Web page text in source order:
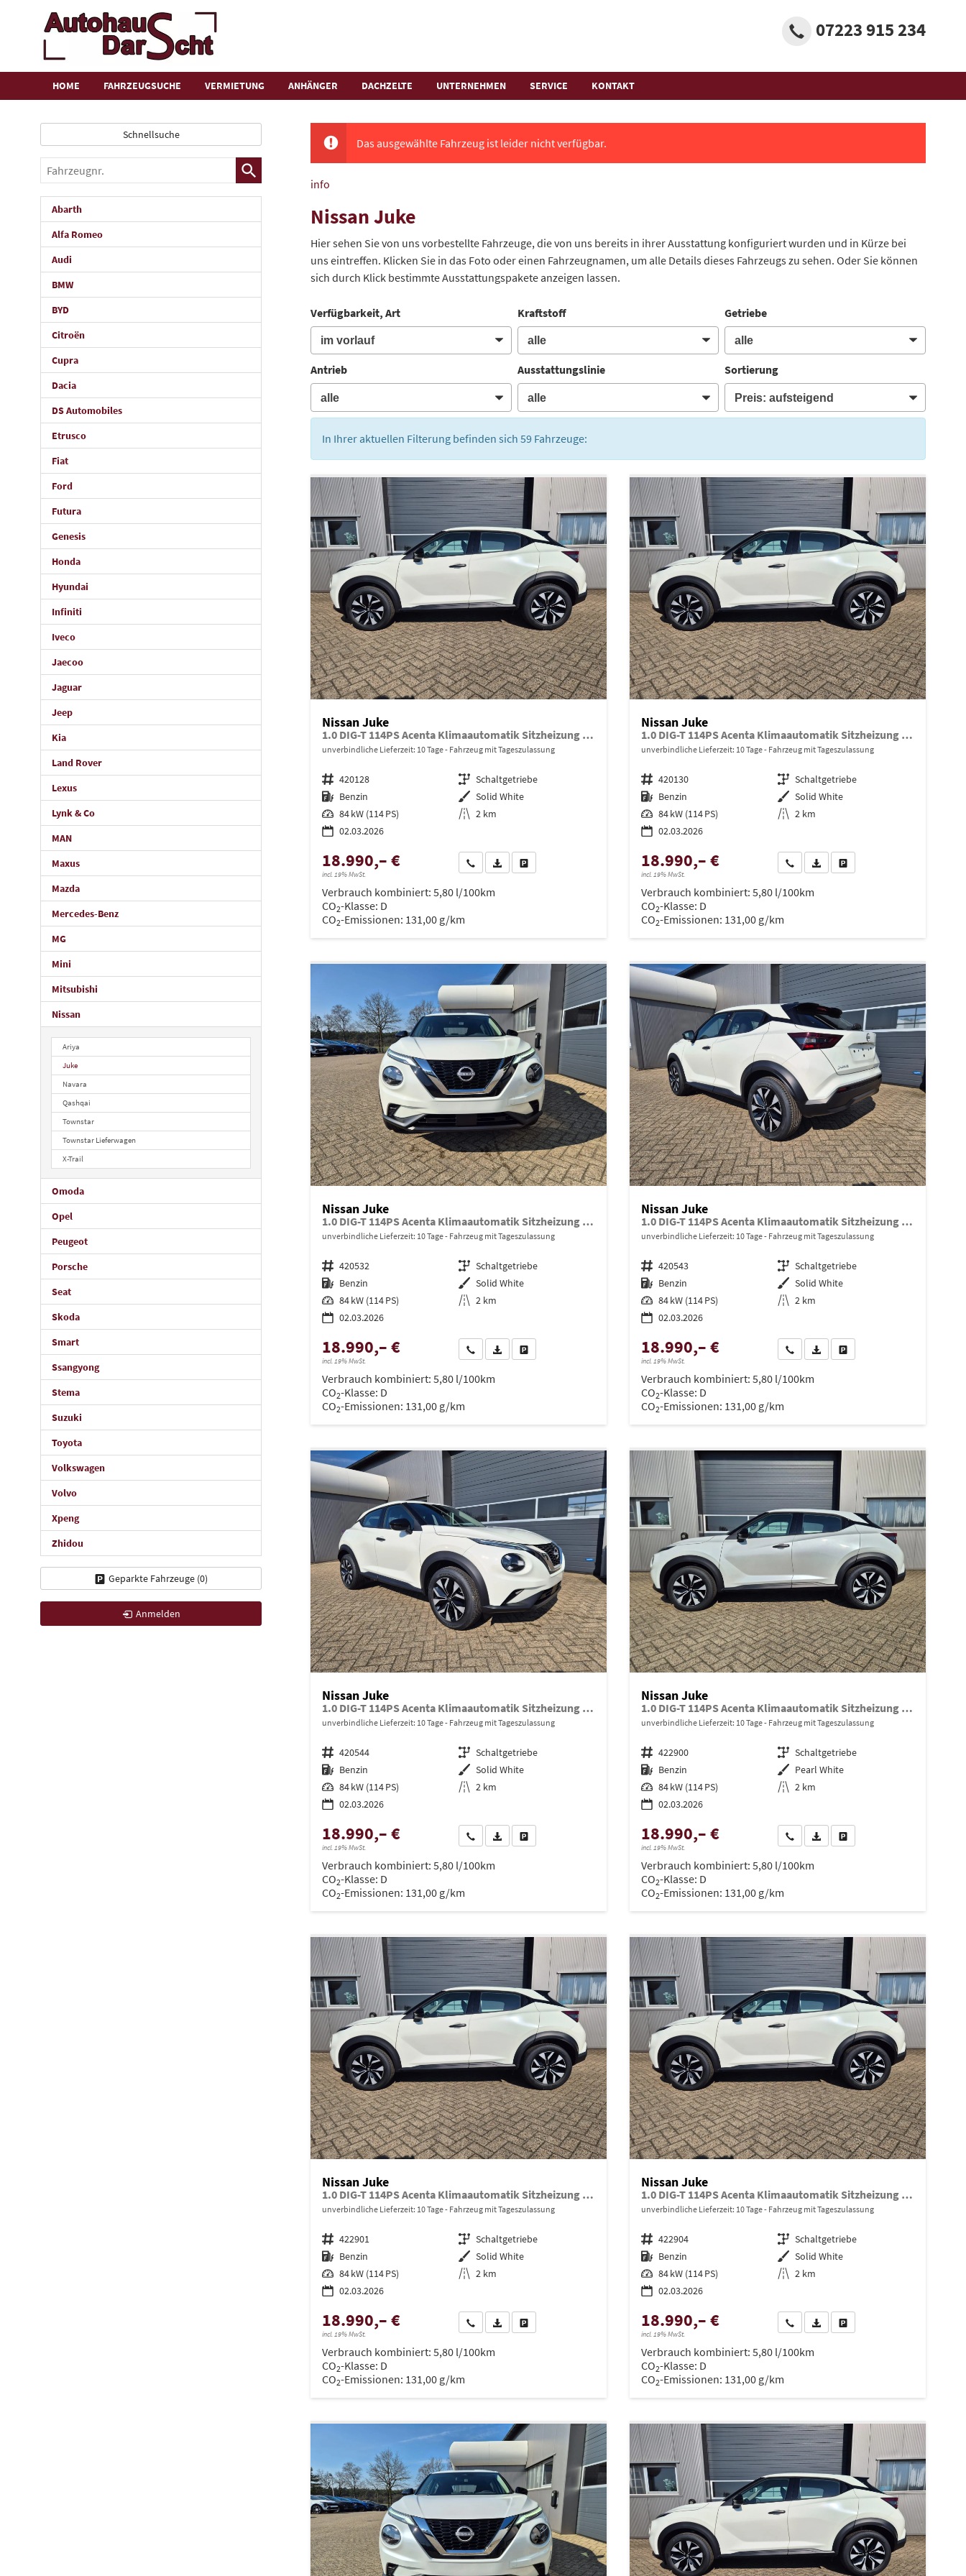
07223 915 234
HOME FAHRZEUGSUCHE VERMIETUNG ANHÄNGER DACHZELTE UNTERNEHMEN SERVICE KONTAKT
Das ausgewählte Fahrzeug ist leider nicht verfügbar.
info
Nissan Juke
Hier sehen Sie von uns vorbestellte Fahrzeuge, die von uns bereits in ihrer Ausstattung konfiguriert wurden und in Kürze bei
uns eintreffen. Klicken Sie in das Foto oder einen Fahrzeugnamen, um alle Details dieses Fahrzeugs zu sehen. Oder Sie können
sich durch Klick bestimmte Ausstattungspakete anzeigen lassen.
Verfügbarkeit, Art Kraftstoff Getriebe
Antrieb Ausstattungslinie Sortierung
In Ihrer aktuellen Filterung befinden sich 59Fahrzeuge:
Nissan Juke
1.0 DIG-T 114PS Acenta Klimaautomatik Sitzheizung Rückf.Kamera Bluetooth Touchscreen wireless Apple CarPlay Android Auto
unverbindliche Lieferzeit: 10 Tage Fahrzeug mit Tageszulassung
Fahrzeugnr. 420128 Getriebe Schaltgetriebe
Kraftstoff Benzin Außenfarbe Solid White
Leistung 84 kW (114 PS) Kilometerstand 2 km
02.03.2026
18.990,– €
incl. 19% MwSt.
Wir rufen Sie anPDF-Datei, Fahrzeugexposé drucken
Drucken, parken oder vergleichen
Verbrauch kombiniert: 5,80 l/100km
CO2-Klasse: D
CO2-Emissionen: 131,00 g/km
Nissan Juke
1.0 DIG-T 114PS Acenta Klimaautomatik Sitzheizung Rückf.Kamera Bluetooth Touchscreen wireless Apple CarPlay Android Auto
unverbindliche Lieferzeit: 10 Tage Fahrzeug mit Tageszulassung
Fahrzeugnr. 420130 Getriebe Schaltgetriebe
Kraftstoff Benzin Außenfarbe Solid White
Leistung 84 kW (114 PS) Kilometerstand 2 km
02.03.2026
18.990,– €
incl. 19% MwSt.
Wir rufen Sie anPDF-Datei, Fahrzeugexposé drucken
Drucken, parken oder
Verbrauch kombiniert: 5,80 l/100km
CO2-Klasse: D
CO2-Emissionen: 131,00 g/km
Nissan Juke
1.0 DIG-T 114PS Acenta Klimaautomatik Sitzheizung Rückf.Kamera Bluetooth Touchscreen wireless Apple CarPlay Android Auto
unverbindliche Lieferzeit: 10 Tage Fahrzeug mit Tageszulassung
Fahrzeugnr. 420532 Getriebe Schaltgetriebe
Kraftstoff Benzin Außenfarbe Solid White
Leistung 84 kW (114 PS) Kilometerstand 2 km
02.03.2026
18.990,– €
incl. 19% MwSt.
Wir rufen Sie anPDF-Datei, Fahrzeugexposé drucken
Drucken, parken oder vergleichen
Verbrauch kombiniert: 5,80 l/100km
CO2-Klasse: D
CO2-Emissionen: 131,00 g/km
Nissan Juke
1.0 DIG-T 114PS Acenta Klimaautomatik Sitzheizung Rückf.Kamera Bluetooth Touchscreen wireless Apple CarPlay Android Auto
unverbindliche Lieferzeit: 10 Tage Fahrzeug mit Tageszulassung
Fahrzeugnr. 420543 Getriebe Schaltgetriebe
Kraftstoff Benzin Außenfarbe Solid White
Leistung 84 kW (114 PS) Kilometerstand 2 km
02.03.2026
18.990,– €
incl. 19% MwSt.
Wir rufen Sie anPDF-Datei, Fahrzeugexposé drucken
Drucken, parken oder
Verbrauch kombiniert: 5,80 l/100km
CO2-Klasse: D
CO2-Emissionen: 131,00 g/km
Nissan Juke
1.0 DIG-T 114PS Acenta Klimaautomatik Sitzheizung Rückf.Kamera Bluetooth Touchscreen wireless Apple CarPlay Android Auto
unverbindliche Lieferzeit: 10 Tage Fahrzeug mit Tageszulassung
Fahrzeugnr. 420544 Getriebe Schaltgetriebe
Kraftstoff Benzin Außenfarbe Solid White
Leistung 84 kW (114 PS) Kilometerstand 2 km
02.03.2026
18.990,– €
incl. 19% MwSt.
Wir rufen Sie anPDF-Datei, Fahrzeugexposé drucken
Drucken, parken oder vergleichen
Verbrauch kombiniert: 5,80 l/100km
CO2-Klasse: D
CO2-Emissionen: 131,00 g/km
Nissan Juke
1.0 DIG-T 114PS Acenta Klimaautomatik Sitzheizung Rückf.Kamera Bluetooth Touchscreen wireless Apple CarPlay Android Auto
unverbindliche Lieferzeit: 10 Tage Fahrzeug mit Tageszulassung
Fahrzeugnr. 422900 Getriebe Schaltgetriebe
Kraftstoff Benzin Außenfarbe Pearl White
Leistung 84 kW (114 PS) Kilometerstand 2 km
02.03.2026
18.990,– €
incl. 19% MwSt.
Wir rufen Sie anPDF-Datei, Fahrzeugexposé drucken
Drucken, parken oder
Verbrauch kombiniert: 5,80 l/100km
CO2-Klasse: D
CO2-Emissionen: 131,00 g/km
Nissan Juke
1.0 DIG-T 114PS Acenta Klimaautomatik Sitzheizung Rückf.Kamera Bluetooth Touchscreen wireless Apple CarPlay Android Auto
unverbindliche Lieferzeit: 10 Tage Fahrzeug mit Tageszulassung
Fahrzeugnr. 422901 Getriebe Schaltgetriebe
Kraftstoff Benzin Außenfarbe Solid White
Leistung 84 kW (114 PS) Kilometerstand 2 km
02.03.2026
18.990,– €
incl. 19% MwSt.
Wir rufen Sie an
PDF-Datei, Fahrzeugexposé drucken
Drucken, parken oder vergleichen
Verbrauch kombiniert: 5,80 l/100km
CO2-Klasse: D
CO2-Emissionen: 131,00 g/km
Nissan Juke
1.0 DIG-T 114PS Acenta Klimaautomatik Sitzheizung Rückf.Kamera Bluetooth Touchscreen wireless Apple CarPlay Android Auto
unverbindliche Lieferzeit: 10 Tage Fahrzeug mit Tageszulassung
Fahrzeugnr. 422904 Getriebe Schaltgetriebe
Kraftstoff Benzin Außenfarbe Solid White
Leistung 84 kW (114 PS) Kilometerstand 2 km
02.03.2026
18.990,– €
incl. 19% MwSt.
Wir rufen Sie an
PDF-Datei, Fahrzeugexposé drucken
Drucken, parken oder
Verbrauch kombiniert: 5,80 l/100km
CO2-Klasse: D
CO2-Emissionen: 131,00 g/km
Schnellsuche
Fahrzeugnr.
Abarth
Alfa Romeo
Audi
BMW
BYD
Citroën
Cupra
Dacia
DS Automobiles
Etrusco
Fiat
Ford
Futura
Genesis
Honda
Hyundai
Infiniti
Iveco
Jaecoo
Jaguar
Jeep
Kia
Land Rover
Lexus
Lynk & Co
MAN
Maxus
Mazda
Mercedes-Benz
MG
Mini
Mitsubishi
Nissan
Ariya
Juke
Navara
Qashqai
Townstar
Townstar Lieferwagen
X-Trail
Omoda
Opel
Peugeot
Porsche
Seat
Skoda
Smart
Ssangyong
Stema
Suzuki
Toyota
Volkswagen
Volvo
Xpeng
Zhidou
Geparkte Fahrzeuge (0)
Anmelden